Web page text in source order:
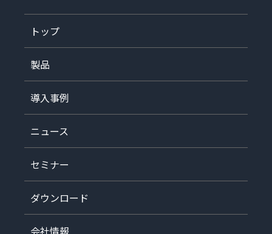
トップ
製品
導入事例
ニュース
セミナー
ダウンロード
会社情報